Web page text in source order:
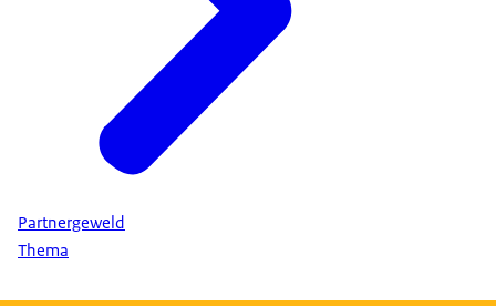
Partnergeweld
Thema